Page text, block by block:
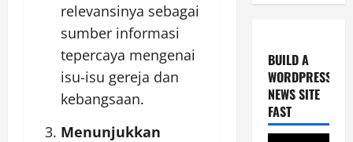
relevansinya sebagai
sumber informasi
tepercaya mengenai
isu-isu gereja dan
kebangsaan.
Menunjukkan
BUILD A
WORDPRESS
NEWS SITE
FAST